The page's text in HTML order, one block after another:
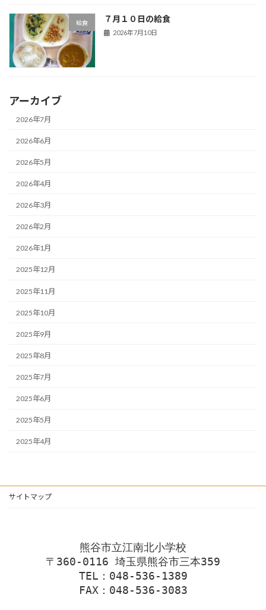
給食 ７月１０日の給食
2026年7月10日
アーカイブ
2026年7月
2026年6月
2026年5月
2026年4月
2026年3月
2026年2月
2026年1月
2025年12月
2025年11月
2025年10月
2025年9月
2025年8月
2025年7月
2025年6月
2025年5月
2025年4月
サイトマップ
熊谷市立江南北小学校
〒360-0116 埼玉県熊谷市三本359
TEL：048-536-1389
FAX：048-536-3083